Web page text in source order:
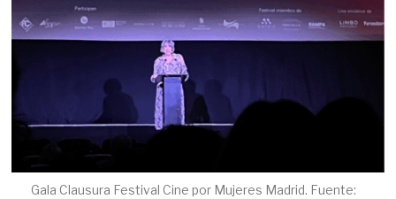
Gala Clausura Festival Cine por Mujeres Madrid. Fuente: